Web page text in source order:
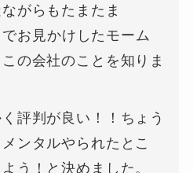
がらもたまたま
お見かけしたモーム
の会社のことを知りま
評判が良い！！ちょう
ンタルやられたとこ
う！と決めました。